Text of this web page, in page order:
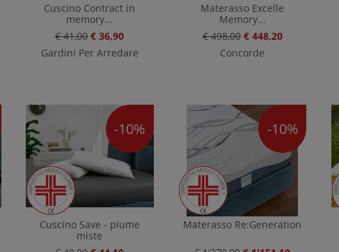
Cuscino Contract in
memory...
€ 41,00 € 36,90
Gardini Per Arredare
Materasso Excelle
Memory...
€ 498,00 € 448,20
Concorde
-10%
Cuscino Save - piume
miste
-10%
Materasso Re:Generation